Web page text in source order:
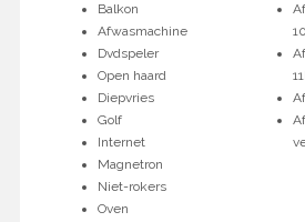
Balkon
Afwasmachine
Dvdspeler
Open haard
Diepvries
Golf
Internet
Magnetron
Niet-rokers
Oven